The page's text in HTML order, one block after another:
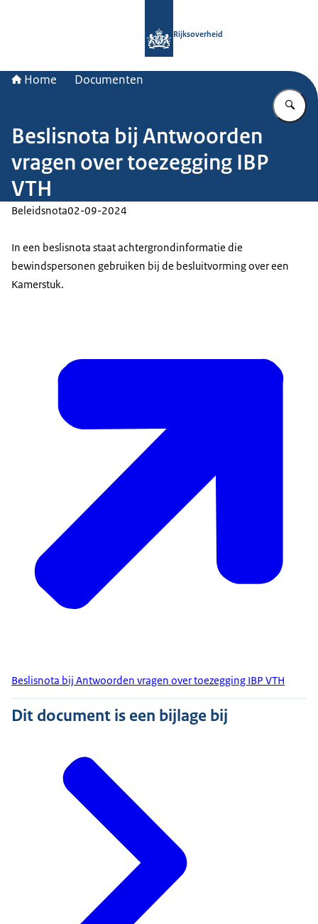
Rijksoverheid
Home Documenten
Beslisnota bij Antwoorden
vragen over toezegging IBP
VTH
Beleidsnota02-09-2024
In een beslisnota staat achtergrondinformatie die
bewindspersonen gebruiken bij de besluitvorming over een
Kamerstuk.
Beslisnota bij Antwoorden vragen over toezegging IBP VTH
Dit document is een bijlage bij